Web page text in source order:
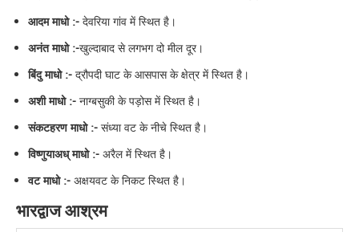
आदम माधो :-देवरिया गांव में स्थित है।
अनंत माधो :-खुल्दाबाद से लगभग दो मील दूर।
बिंदु माधो :-द्रौपदी घाट के आसपास के क्षेत्र में स्थित है।
अशी माधो :-नाग्बसुकी के पड़ोस में स्थित है।
संकटहरण माधो :-संध्या वट के नीचे स्थित है।
विष्णुयाअध् माधो :-अरैल में स्थित है।
वट माधो :-अक्षयवट के निकट स्थित है।
भारद्वाज आश्रम